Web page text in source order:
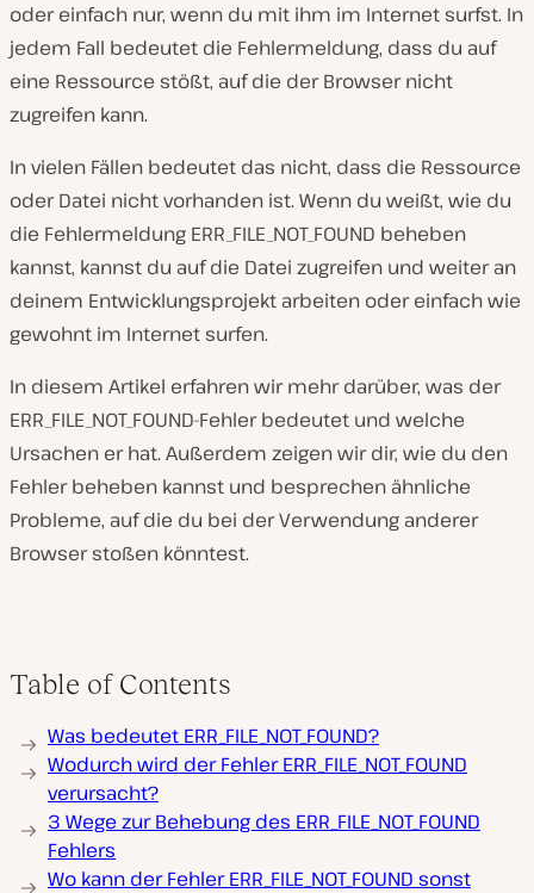
oder einfach nur, wenn du mit ihm im Internet surfst. In
jedem Fall bedeutet die Fehlermeldung, dass du auf
eine Ressource stößt, auf die der Browser nicht
zugreifen kann.
In vielen Fällen bedeutet das nicht, dass die Ressource
oder Datei nicht vorhanden ist. Wenn du weißt, wie du
die Fehlermeldung ERR_FILE_NOT_FOUND beheben
kannst, kannst du auf die Datei zugreifen und weiter an
deinem Entwicklungsprojekt arbeiten oder einfach wie
gewohnt im Internet surfen.
In diesem Artikel erfahren wir mehr darüber, was der
ERR_FILE_NOT_FOUND-Fehler bedeutet und welche
Ursachen er hat. Außerdem zeigen wir dir, wie du den
Fehler beheben kannst und besprechen ähnliche
Probleme, auf die du bei der Verwendung anderer
Browser stoßen könntest.
Table of Contents
Was bedeutet ERR_FILE_NOT_FOUND?
Wodurch wird der Fehler ERR_FILE_NOT_FOUND
verursacht?
3 Wege zur Behebung des ERR_FILE_NOT_FOUND
Fehlers
Wo kann der Fehler ERR_FILE_NOT_FOUND sonst